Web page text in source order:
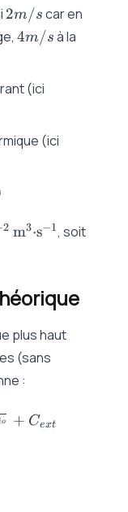
2
m/s
2m/s car en
4
4m/s à la
(ici
(ici
2 m3⋅s−1, soit
plus haut
(sans
:
(C_0 -
o + Cext